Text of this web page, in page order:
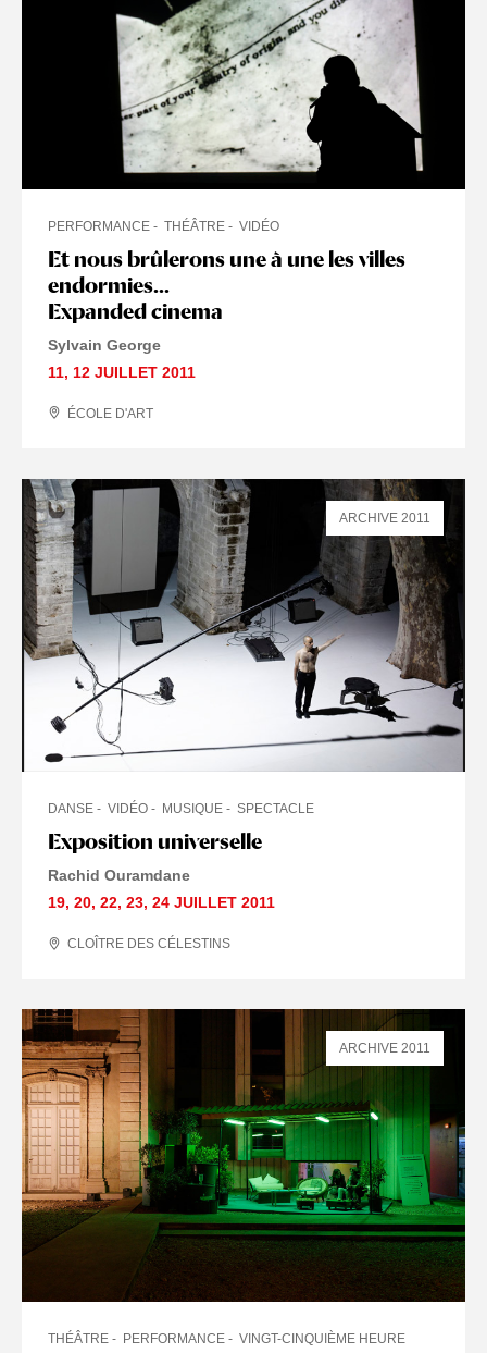
Et nous brûlerons une à une les villes
endormies...
Expanded cinema
PERFORMANCE THÉÂTRE VIDÉO
VINGT-CINQUIÈME HEURE
Sylvain George
11, 12 JUILLET 2011
ÉCOLE D'ART
Exposition universelle
DANSE VIDÉO MUSIQUE SPECTACLE
Rachid Ouramdane
19, 20, 22, 23, 24 JUILLET 2011
CLOÎTRE DES CÉLESTINS
ARCHIVE 2011
THÉÂTRE PERFORMANCE VINGT-CINQUIÈME HEURE
ARCHIVE 2011